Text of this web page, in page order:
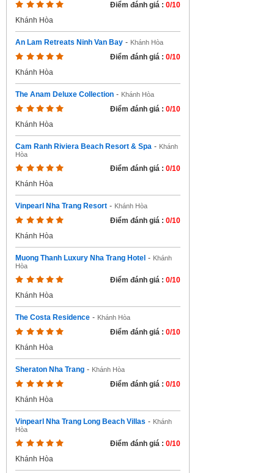
Điểm đánh giá : 0/10
Khánh Hòa
An Lam Retreats Ninh Van Bay - Khánh Hòa
Điểm đánh giá : 0/10
Khánh Hòa
The Anam Deluxe Collection - Khánh Hòa
Điểm đánh giá : 0/10
Khánh Hòa
Cam Ranh Riviera Beach Resort & Spa - Khánh
Hòa
Điểm đánh giá : 0/10
Khánh Hòa
Vinpearl Nha Trang Resort - Khánh Hòa
Điểm đánh giá : 0/10
Khánh Hòa
Muong Thanh Luxury Nha Trang Hotel - Khánh
Hòa
Điểm đánh giá : 0/10
Khánh Hòa
The Costa Residence - Khánh Hòa
Điểm đánh giá : 0/10
Khánh Hòa
Sheraton Nha Trang - Khánh Hòa
Điểm đánh giá : 0/10
Khánh Hòa
Vinpearl Nha Trang Long Beach Villas - Khánh
Hòa
Điểm đánh giá : 0/10
Khánh Hòa